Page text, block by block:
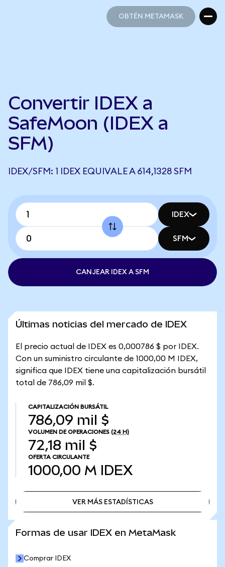
OBTÉN METAMASK
Convertir IDEX a
SafeMoon (IDEX a
SFM)
IDEX/SFM: 1 IDEX EQUIVALE A 614,1328 SFM
IDEX
SFM
CANJEAR IDEX A SFM
Últimas noticias del mercado de IDEX
El precio actual de IDEX es 0,000786 $ por IDEX.
Con un suministro circulante de 1000,00 M IDEX,
significa que IDEX tiene una capitalización bursátil
total de 786,09 mil $.
CAPITALIZACIÓN BURSÁTIL
786,09 mil $
VOLUMEN DE OPERACIONES (24 H)
72,18 mil $
OFERTA CIRCULANTE
1000,00 M IDEX
VER MÁS ESTADÍSTICAS
Formas de usar IDEX en MetaMask
Comprar IDEX